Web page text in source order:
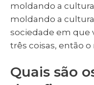
moldando a
moldando a
sociedade em que
três coisas, então o
Quais são